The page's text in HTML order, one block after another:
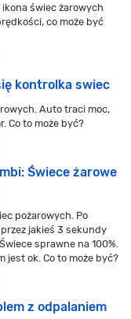
świec żarowych
co może być
kontrolka swiec
Auto traci moc,
Co to może być?
Świece żarowe
pożarowych. Po
jakieś 3 sekundy
sprawne na 100%.
jest ok. Co to może być?
z odpalaniem